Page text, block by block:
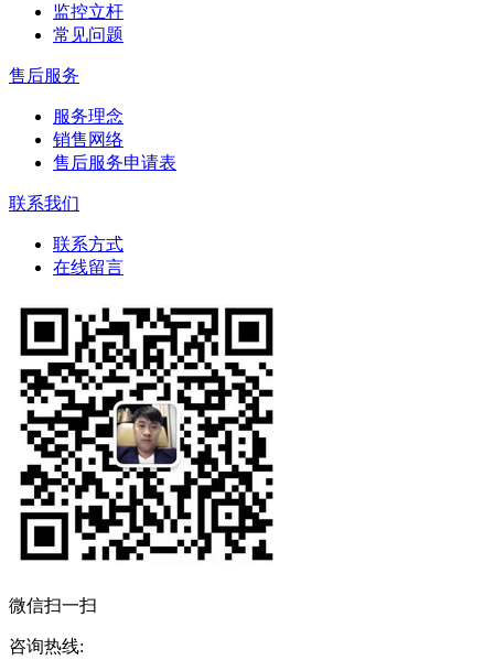
监控立杆
常见问题
售后服务
服务理念
销售网络
售后服务申请表
联系我们
联系方式
在线留言
微信扫一扫
咨询热线: